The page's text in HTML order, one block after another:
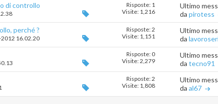
di controllo
Risposte: 1
Visite: 1,216
Ultimo
da pirotess
perché ?
2012 16.02.20
Risposte: 2
Visite: 1,151
Ultimo
da
Risposte: 0
Visite: 2,279
Ultimo
da tecno91
Risposte: 2
Visite: 1,808
Ultimo
da al67